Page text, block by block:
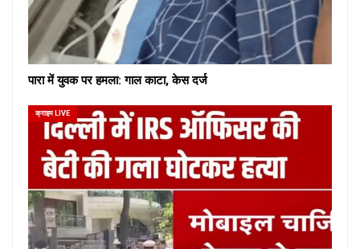
पारा में युवक पर हमला: गाल काटा, केस दर्ज
क्राइम LIVE